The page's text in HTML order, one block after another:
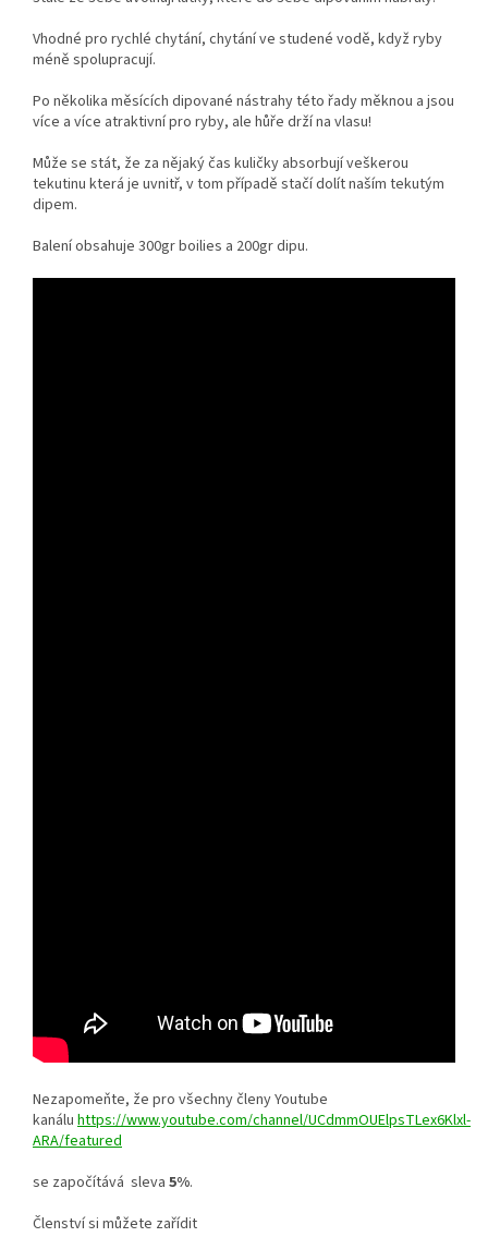
Vhodné pro rychlé chytání, chytání ve studené vodě, když ryby
méně spolupracují.
Po několika měsících dipované nástrahy této řady měknou a jsou
více a více atraktivní pro ryby, ale hůře drží na vlasu!
Může se stát, že za nějaký čas kuličky absorbují veškerou
tekutinu která je uvnitř, v tom případě stačí dolít naším tekutým
dipem.
Balení obsahuje 300gr boilies a 200gr dipu.
Nezapomeňte, že pro všechny členy Youtube
kanálu https://www.youtube.com/channel/UCdmmOUElpsTLex6Klxl-
ARA/featured
se započítává sleva 5%.
Členství si můžete zařídit